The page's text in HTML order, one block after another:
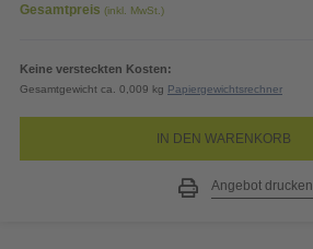
Gesamtpreis (inkl. MwSt.)
Keine versteckten Kosten:
Gesamtgewicht ca. 0,009 kg Papiergewichtsrechner
IN DEN WARENKORB
Angebot drucken